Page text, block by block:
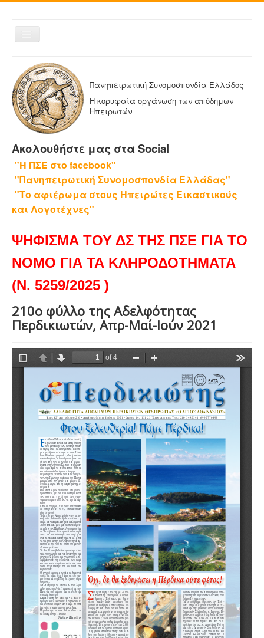
Εναλλαγή
πλοήγησης
ΑΡΧΙΚΗ
Η ΠΑΝΗΠΕΙΡΩΤΙΚΗ
ΔΕΛΤΙΑ ΤΥΠΟΥ
ΑΔΕΛΦΟΤΗΤΕΣ-ΟΜΟΣΠΟΝΔΙΕΣ
Η ΕΦΗΜΕΡΙΔΑ ΜΑΣ
ΕΦΗΜΕΡΙΔΕΣ ΑΔΕΛΦΟΤΗΤΩΝ
ΕΠΙΚΟΙΝΩΝΙΑ
Πανηπειρωτική Συνομοσπονδία Ελλάδος
Η κορυφαία οργάνωση των απόδημων
Ηπειρωτών
Ακολουθήστε μας στα Social
"Η ΠΣΕ στο facebook"
"Πανηπειρωτική Συνομοσπονδία Ελλάδας"
"Το αφιέρωμα στους Ηπειρώτες Εικαστικούς
και Λογοτέχνες"
ΨΗΦΙΣΜΑ ΤΟΥ ΔΣ ΤΗΣ ΠΣΕ ΓΙΑ ΤΟ
ΝΟΜΟ ΓΙΑ ΤΑ ΚΛΗΡΟΔΟΤΗΜΑΤΑ
(Ν. 5259/2025 )
210ο φύλλο της Αδελφότητας
Περδικιωτών, Απρ-Μαί-Ιούν 2021